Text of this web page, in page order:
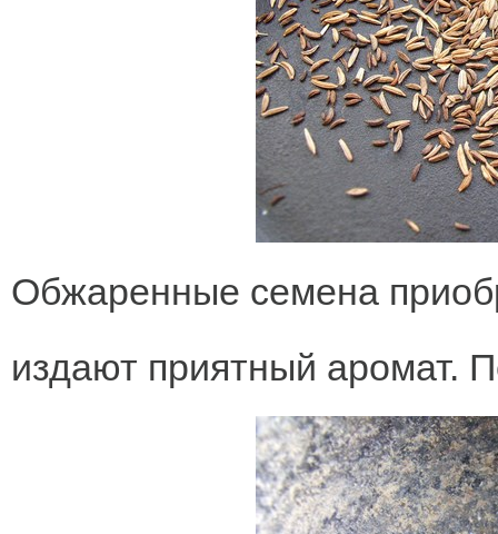
Обжаренные семена
издают приятный аромат.